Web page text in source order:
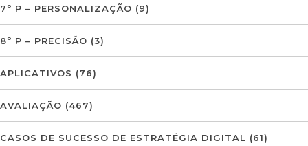
7º P – PERSONALIZAÇÃO (9)
8º P – PRECISÃO (3)
APLICATIVOS (76)
AVALIAÇÃO (467)
CASOS DE SUCESSO DE ESTRATÉGIA DIGITAL (61)